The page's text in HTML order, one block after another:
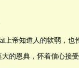
上帝知道人的软弱，也
的恩典，怀着信心接受